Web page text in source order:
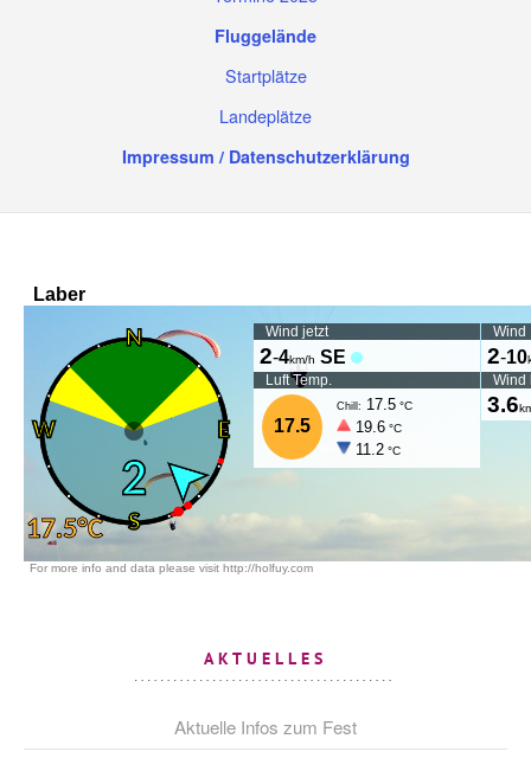
Fluggelände
Startplätze
Landeplätze
Impressum / Datenschutzerklärung
AKTUELLES
Aktuelle Infos zum Fest